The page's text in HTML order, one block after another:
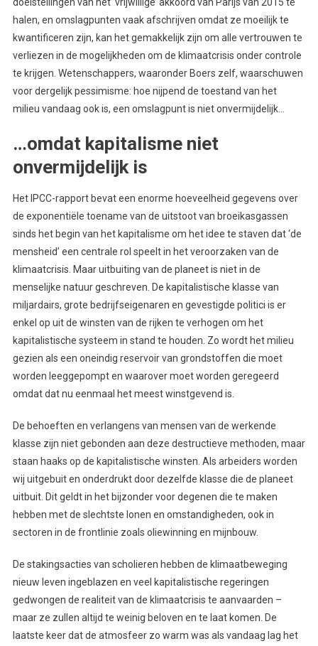
halen, en omslagpunten vaak afschrijven omdat ze moeilijk te
kwantificeren zijn, kan het gemakkelijk zijn om alle vertrouwen te
verliezen in de mogelijkheden om de klimaatcrisis onder controle
te krijgen. Wetenschappers, waaronder Boers zelf, waarschuwen
voor dergelijk pessimisme: hoe nijpend de toestand van het
milieu vandaag ook is, een omslagpunt is niet onvermijdelijk…
…omdat kapitalisme niet
onvermijdelijk is
Het IPCC-rapport bevat een enorme hoeveelheid gegevens over
de exponentiële toename van de uitstoot van broeikasgassen
sinds het begin van het kapitalisme om het idee te staven dat ‘de
mensheid’ een centrale rol speelt in het veroorzaken van de
klimaatcrisis. Maar uitbuiting van de planeet is niet in de
menselijke natuur geschreven. De kapitalistische klasse van
miljardairs, grote bedrijfseigenaren en gevestigde politici is er
enkel op uit de winsten van de rijken te verhogen om het
kapitalistische systeem in stand te houden. Zo wordt het milieu
gezien als een oneindig reservoir van grondstoffen die moet
worden leeggepompt en waarover moet worden geregeerd
omdat dat nu eenmaal het meest winstgevend is.
De behoeften en verlangens van mensen van de werkende
klasse zijn niet gebonden aan deze destructieve methoden, maar
staan haaks op de kapitalistische winsten. Als arbeiders worden
wij uitgebuit en onderdrukt door dezelfde klasse die de planeet
uitbuit. Dit geldt in het bijzonder voor degenen die te maken
hebben met de slechtste lonen en omstandigheden, ook in
sectoren in de frontlinie zoals oliewinning en mijnbouw.
De stakingsacties van scholieren hebben de klimaatbeweging
nieuw leven ingeblazen en veel kapitalistische regeringen
gedwongen de realiteit van de klimaatcrisis te aanvaarden –
maar ze zullen altijd te weinig beloven en te laat komen. De
laatste keer dat de atmosfeer zo warm was als vandaag lag het